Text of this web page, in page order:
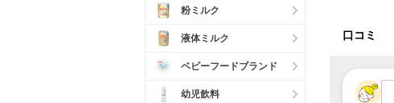
粉ミルク
液体ミルク
ベビーフードブランド
幼児飲料
口コミ